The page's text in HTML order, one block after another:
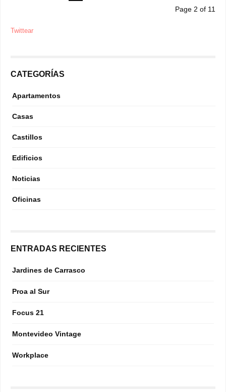
Page 2 of 11
Twittear
CATEGORÍAS
Apartamentos
Casas
Castillos
Edificios
Noticias
Oficinas
ENTRADAS RECIENTES
Jardines de Carrasco
Proa al Sur
Focus 21
Montevideo Vintage
Workplace